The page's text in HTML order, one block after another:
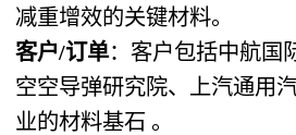
减重增效的关键材料。
客户/订单：客户包括中航国
空空导弹研究院、上汽通用
业的材料基石 。